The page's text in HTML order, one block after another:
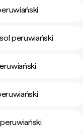
peruwiański